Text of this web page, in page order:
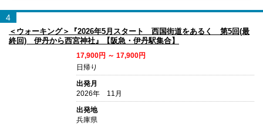
4
＜ウォーキング＞『2026年5月スタート 西国街道をあるく 第5回(最
終回) 伊丹から西宮神社』【阪急・伊丹駅集合】
17,900円 ～ 17,900円
日帰り
出発月
2026年 11月
出発地
兵庫県